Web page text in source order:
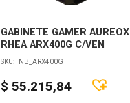
GABINETE GAMER AUREOX
RHEA ARX400G C/VEN
SKU: NB_ARX400G
$ 55.215,84